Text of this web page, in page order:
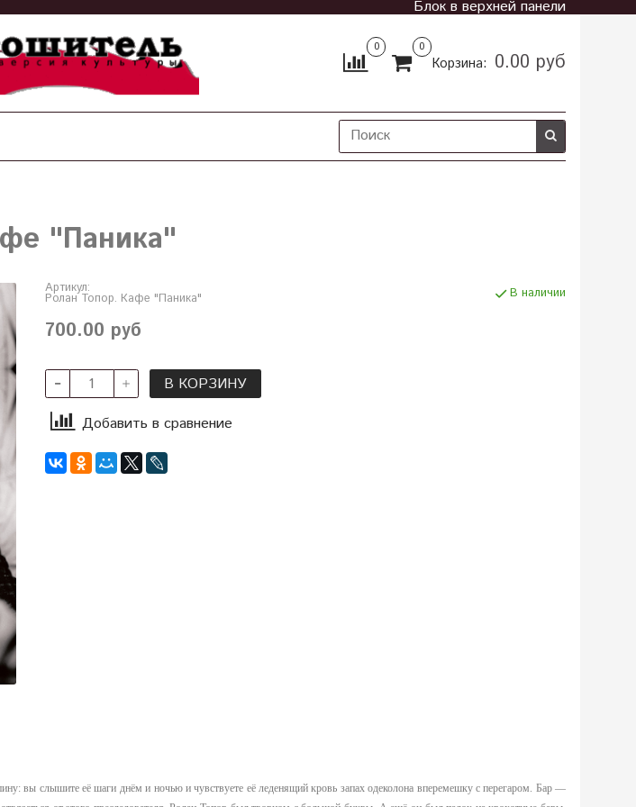
Блок в верхней панели
0 0
Корзина: 0.00 руб
"Паника"
Артикул:
Ролан Топор. Кафе "Паника" В наличии
700.00 руб
В КОРЗИНУ
Добавить в сравнение
вы слышите её шаги днём и ночью и чувствуете её леденящий кровь запах одеколона вперемешку с перегаром. Бар —